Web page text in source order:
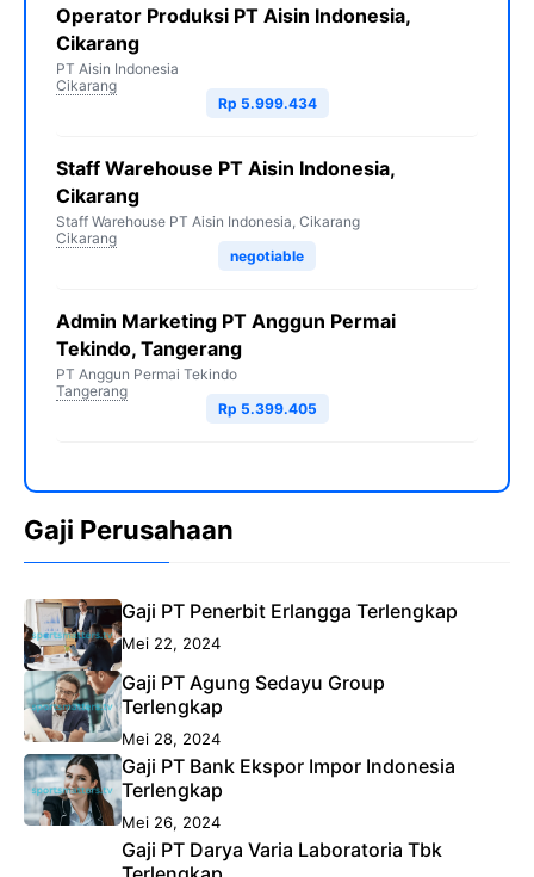
Operator Produksi PT Aisin Indonesia,
Cikarang
PT Aisin Indonesia
Cikarang
Rp 5.999.434
Staff Warehouse PT Aisin Indonesia,
Cikarang
Staff Warehouse PT Aisin Indonesia, Cikarang
Cikarang
negotiable
Admin Marketing PT Anggun Permai
Tekindo, Tangerang
PT Anggun Permai Tekindo
Tangerang
Rp 5.399.405
Gaji Perusahaan
Gaji PT Penerbit Erlangga Terlengkap
Mei 22, 2024
Gaji PT Agung Sedayu Group
Terlengkap
Mei 28, 2024
Gaji PT Bank Ekspor Impor Indonesia
Terlengkap
Mei 26, 2024
Gaji PT Darya Varia Laboratoria Tbk